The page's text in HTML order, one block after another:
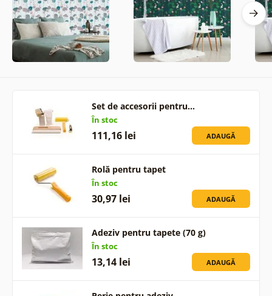
Set de accesorii pentru…
În stoc
111,16 lei ADAUGĂ
Rolă pentru tapet
În stoc
30,97 lei ADAUGĂ
Adeziv pentru tapete (70 g)
În stoc
13,14 lei ADAUGĂ